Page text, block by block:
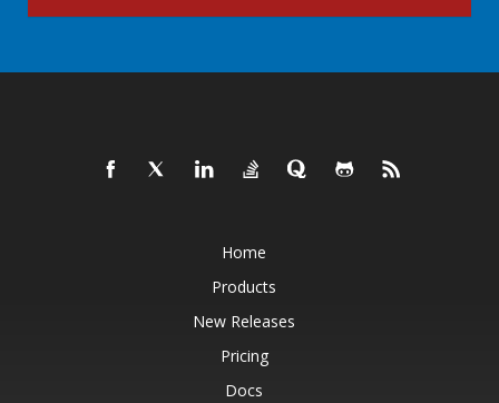
Home
Products
New Releases
Pricing
Docs